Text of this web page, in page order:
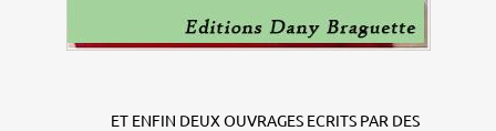
ET ENFIN DEUX OUVRAGES ECRITS PAR DES